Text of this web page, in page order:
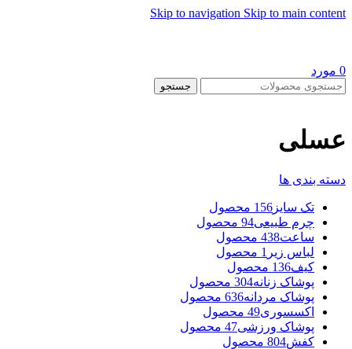
Skip to navigation Skip to main content
0 مورد
جستجو
عسلی
دسته بندی ها
تک سایز 156 محصول
چرم طبیعی94 محصول
ساعت438 محصول
لباس زیر 1 محصول
کیف136 محصول
پوشاک زنانه304 محصول
پوشاک مردانه636 محصول
اکسسوری49 محصول
پوشاک ورزشی47 محصول
کفش804 محصول